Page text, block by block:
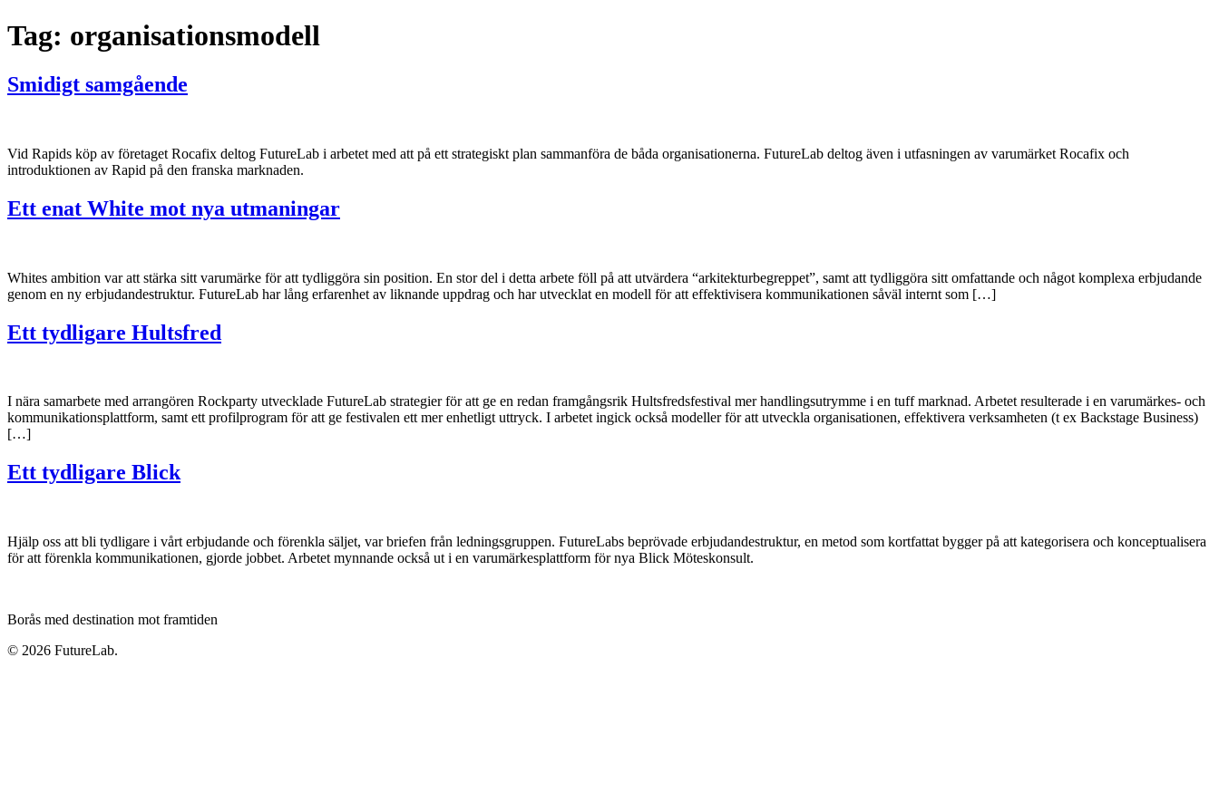
Tag: organisationsmodell
Smidigt samgående
Vid Rapids köp av företaget Rocafix deltog FutureLab i arbetet med att på ett strategiskt plan sammanföra de båda organisationerna. FutureLab deltog även i utfasningen av varumärket Rocafix och
introduktionen av Rapid på den franska marknaden.
Ett enat White mot nya utmaningar
Whites ambition var att stärka sitt varumärke för att tydliggöra sin position. En stor del i detta arbete föll på att utvärdera “arkitekturbegreppet”, samt att tydliggöra sitt omfattande och något komplexa erbjudande
genom en ny erbjudandestruktur. FutureLab har lång erfarenhet av liknande uppdrag och har utvecklat en modell för att effektivisera kommunikationen såväl internt som […]
Ett tydligare Hultsfred
I nära samarbete med arrangören Rockparty utvecklade FutureLab strategier för att ge en redan framgångsrik Hultsfredsfestival mer handlingsutrymme i en tuff marknad. Arbetet resulterade i en varumärkes- och
kommunikationsplattform, samt ett profilprogram för att ge festivalen ett mer enhetligt uttryck. I arbetet ingick också modeller för att utveckla organisationen, effektivera verksamheten (t ex Backstage Business)
[…]
Ett tydligare Blick
Hjälp oss att bli tydligare i vårt erbjudande och förenkla säljet, var briefen från ledningsgruppen. FutureLabs beprövade erbjudandestruktur, en metod som kortfattat bygger på att kategorisera och konceptualisera
för att förenkla kommunikationen, gjorde jobbet. Arbetet mynnande också ut i en varumärkesplattform för nya Blick Möteskonsult.
Borås med destination mot framtiden
© 2026 FutureLab.